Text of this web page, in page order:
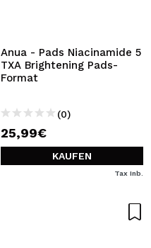
Anua - Pads Niacinamide 5
TXA Brightening Pads-
Format
(0)
25,99€
KAUFEN
Tax Inb.